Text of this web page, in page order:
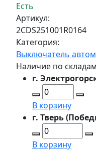
Есть
Артикул:
2CDS251001R0164
Категория:
Выключатель
Наличие по
г.
В корзину
г. Тверь
В корзину